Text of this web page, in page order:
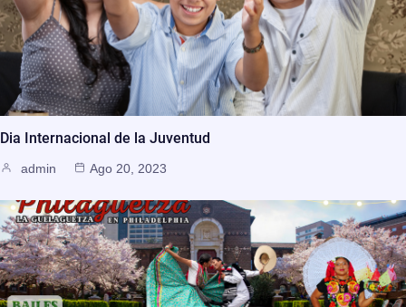
Dia Internacional de la Juventud
admin Ago 20, 2023